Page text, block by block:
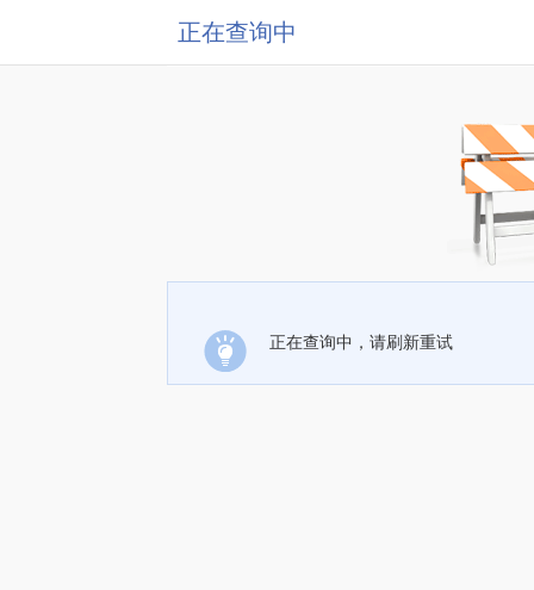
正在查询中
正在查询中，请刷新重试